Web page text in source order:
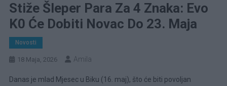
Stiže Šleper Para Za 4 Znaka: Evo
K0 Će Dobiti Novac Do 23. Maja
Novosti
18 Maja, 2026 Amila
Danas je mlad Mjesec u Biku (16. maj), što će biti povoljan